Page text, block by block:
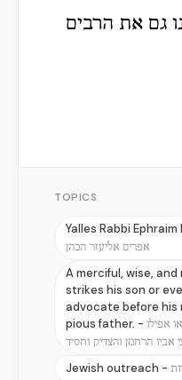
גם את הרבים
TOPICS
Yalles Rabbi
אפרים אליעזר הכהן
A merciful, wise,
strikes his son or
advocate before his
pious father. - אפילו
אביו הרחמן והצדיק וחסיד
Jewish outreach -